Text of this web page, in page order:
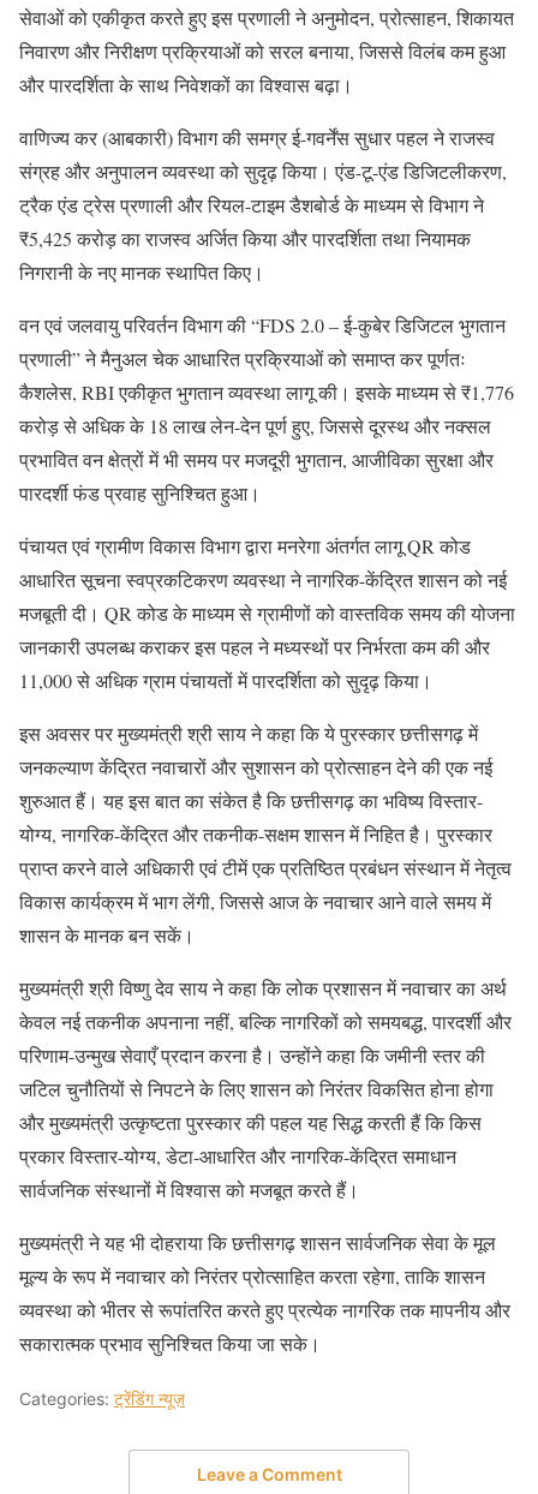
सेवाओं को एकीकृत करते हुए इस प्रणाली ने अनुमोदन, प्रोत्साहन, शिकायत
निवारण और निरीक्षण प्रक्रियाओं को सरल बनाया, जिससे विलंब कम हुआ
और पारदर्शिता के साथ निवेशकों का विश्वास बढ़ा।
वाणिज्य कर (आबकारी) विभाग की समग्र ई-गवर्नेंस सुधार पहल ने राजस्व
संग्रह और अनुपालन व्यवस्था को सुदृढ़ किया। एंड-टू-एंड डिजिटलीकरण,
ट्रैक एंड ट्रेस प्रणाली और रियल-टाइम डैशबोर्ड के माध्यम से विभाग ने
₹5,425 करोड़ का राजस्व अर्जित किया और पारदर्शिता तथा नियामक
निगरानी के नए मानक स्थापित किए।
वन एवं जलवायु परिवर्तन विभाग की “FDS 2.0 – ई-कुबेर डिजिटल भुगतान
प्रणाली” ने मैनुअल चेक आधारित प्रक्रियाओं को समाप्त कर पूर्णतः
कैशलेस, RBI एकीकृत भुगतान व्यवस्था लागू की। इसके माध्यम से ₹1,776
करोड़ से अधिक के 18 लाख लेन-देन पूर्ण हुए, जिससे दूरस्थ और नक्सल
प्रभावित वन क्षेत्रों में भी समय पर मजदूरी भुगतान, आजीविका सुरक्षा और
पारदर्शी फंड प्रवाह सुनिश्चित हुआ।
पंचायत एवं ग्रामीण विकास विभाग द्वारा मनरेगा अंतर्गत लागू QR कोड
आधारित सूचना स्वप्रकटिकरण व्यवस्था ने नागरिक-केंद्रित शासन को नई
मजबूती दी। QR कोड के माध्यम से ग्रामीणों को वास्तविक समय की योजना
जानकारी उपलब्ध कराकर इस पहल ने मध्यस्थों पर निर्भरता कम की और
11,000 से अधिक ग्राम पंचायतों में पारदर्शिता को सुदृढ़ किया।
इस अवसर पर मुख्यमंत्री श्री साय ने कहा कि ये पुरस्कार छत्तीसगढ़ में
जनकल्याण केंद्रित नवाचारों और सुशासन को प्रोत्साहन देने की एक नई
शुरुआत हैं। यह इस बात का संकेत है कि छत्तीसगढ़ का भविष्य विस्तार-
योग्य, नागरिक-केंद्रित और तकनीक-सक्षम शासन में निहित है। पुरस्कार
प्राप्त करने वाले अधिकारी एवं टीमें एक प्रतिष्ठित प्रबंधन संस्थान में नेतृत्व
विकास कार्यक्रम में भाग लेंगी, जिससे आज के नवाचार आने वाले समय में
शासन के मानक बन सकें।
मुख्यमंत्री श्री विष्णु देव साय ने कहा कि लोक प्रशासन में नवाचार का अर्थ
केवल नई तकनीक अपनाना नहीं, बल्कि नागरिकों को समयबद्ध, पारदर्शी और
परिणाम-उन्मुख सेवाएँ प्रदान करना है। उन्होंने कहा कि जमीनी स्तर की
जटिल चुनौतियों से निपटने के लिए शासन को निरंतर विकसित होना होगा
और मुख्यमंत्री उत्कृष्टता पुरस्कार की पहल यह सिद्ध करती हैं कि किस
प्रकार विस्तार-योग्य, डेटा-आधारित और नागरिक-केंद्रित समाधान
सार्वजनिक संस्थानों में विश्वास को मजबूत करते हैं।
मुख्यमंत्री ने यह भी दोहराया कि छत्तीसगढ़ शासन सार्वजनिक सेवा के मूल
मूल्य के रूप में नवाचार को निरंतर प्रोत्साहित करता रहेगा, ताकि शासन
व्यवस्था को भीतर से रूपांतरित करते हुए प्रत्येक नागरिक तक मापनीय और
सकारात्मक प्रभाव सुनिश्चित किया जा सके।
Categories: ट्रेंडिंग न्यूज़
Leave a Comment